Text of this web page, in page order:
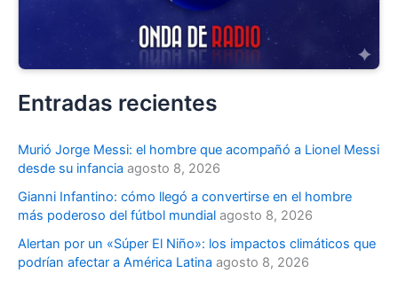
Entradas recientes
Murió Jorge Messi: el hombre que acompañó a Lionel Messi
desde su infancia agosto 8, 2026
Gianni Infantino: cómo llegó a convertirse en el hombre
más poderoso del fútbol mundial agosto 8, 2026
Alertan por un «Súper El Niño»: los impactos climáticos que
podrían afectar a América Latina agosto 8, 2026